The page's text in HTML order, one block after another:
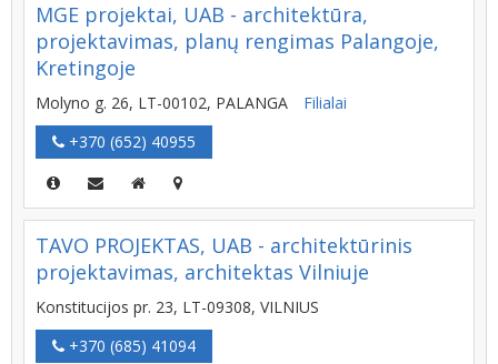
MGE projektai, UAB - architektūra,
projektavimas, planų rengimas Palangoje,
Kretingoje
Molyno g. 26, LT-00102, PALANGA
Filialai
+370 (652) 40955
TAVO PROJEKTAS, UAB - architektūrinis
projektavimas, architektas Vilniuje
Konstitucijos pr. 23, LT-09308, VILNIUS
+370 (685) 41094